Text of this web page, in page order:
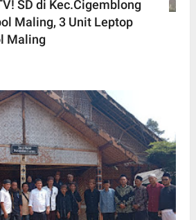
SD di Kec.Cigemblong
Maling, 3 Unit Leptop
Maling